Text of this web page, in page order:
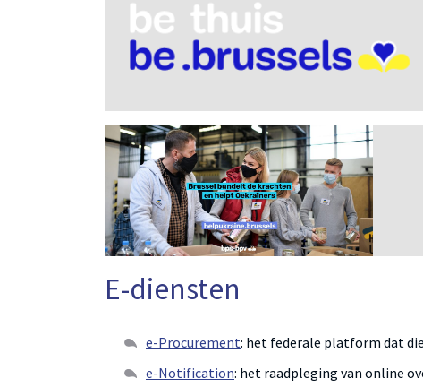
E-diensten
e-Procurement: het federale platform dat
e-Notification: het raadpleging van online